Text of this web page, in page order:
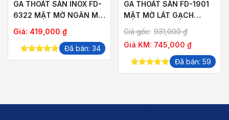
GA THOÁT SÀN INOX FD-
6322 MẶT MỜ NGĂN MÙI
THOÁT NHANH
Giá: 419,000 ₫
5.00out of
Đã bán: 34
GA THOÁT SÀN FD-1901
MẶT MỜ LÁT GẠCH
THOÁT NƯỚC NHANH
Giá gốc: 931,000₫
Giá KM: 745,000 ₫
5.00out of
Đã bán: 59